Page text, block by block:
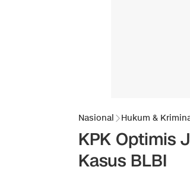
Nasional Hukum &
KPK Optimis
Kasus BLBI